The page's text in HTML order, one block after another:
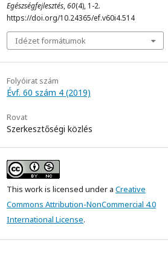
Egészségfejlesztés,60(4), 1-2.
https://doi.org/10.24365/ef.v60i4.514
Idézet formátumok
Folyóirat szám
Évf. 60 szám 4 (2019)
Rovat
Szerkesztőségi közlés
This work is licensed under a Creative
Commons Attribution-NonCommercial 4.0
International License.